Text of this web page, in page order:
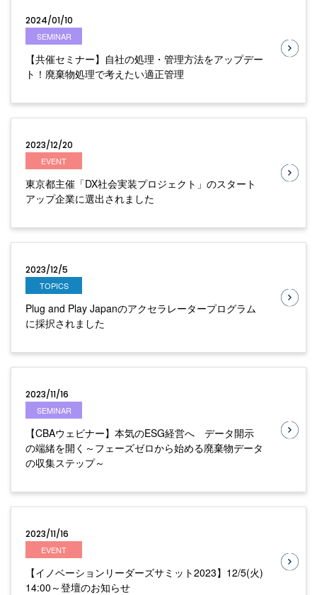
2024/01/10
SEMINAR
【共催セミナー】自社の処理・管理方法をアップデー
ト！廃棄物処理で考えたい適正管理
2023/12/20
EVENT
東京都主催「DX社会実装プロジェクト」のスタート
アップ企業に選出されました
2023/12/5
TOPICS
Plug and Play Japanのアクセラレータープログラム
に採択されました
2023/11/16
SEMINAR
【CBAウェビナー】本気のESG経営へ データ開示
の端緒を開く～フェーズゼロから始める廃棄物データ
の収集ステップ～
2023/11/16
EVENT
【イノベーションリーダーズサミット2023】12/5(火)
14:00～登壇のお知らせ